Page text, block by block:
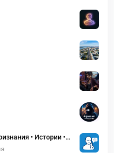
• Истории •